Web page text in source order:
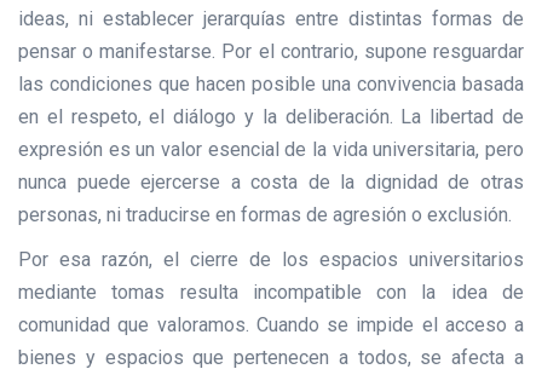
ideas, ni establecer jerarquías entre distintas formas de
pensar o manifestarse. Por el contrario, supone resguardar
las condiciones que hacen posible una convivencia basada
en el respeto, el diálogo y la deliberación. La libertad de
expresión es un valor esencial de la vida universitaria, pero
nunca puede ejercerse a costa de la dignidad de otras
personas, ni traducirse en formas de agresión o exclusión.
Por esa razón, el cierre de los espacios universitarios
mediante tomas resulta incompatible con la idea de
comunidad que valoramos. Cuando se impide el acceso a
bienes y espacios que pertenecen a todos, se afecta a